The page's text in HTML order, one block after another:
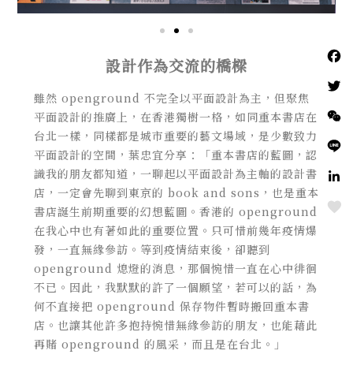
設計作為交流的橋樑
雖然 openground 不完全以平面設計為主，但聚焦
平面設計的推廣上，在香港獨樹一格，如同重本書店在
台北一樣，同樣都是城市重要的藝文場域，是少數致力
平面設計的空間，葉忠宜分享：「重本書店的藍圖，認
識我的朋友都知道，一聊起以平面設計為主軸的設計書
店，一定會先聊到東京的 book and sons，也是重本
書店誕生前期重要的幻想藍圖。香港的 openground
在我心中也有著如此的重要位置。只可惜前幾年疫情爆
發，一直無緣參訪。等到疫情結束後，卻聽到
openground 熄燈的消息，那個惋惜一直在心中徘徊
不已。因此，我默默的許了一個願望，若可以的話，為
何不直接把 openground 保存物件暫時搬回重本書
店。也讓其他許多抱持惋惜無緣參訪的朋友，也能藉此
再賭 openground 的風采，而且是在台北。」
Love